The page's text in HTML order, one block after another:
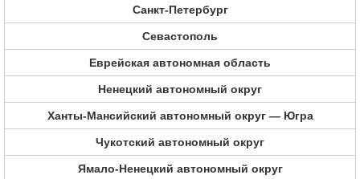
Санкт-Петербург
Севастополь
Еврейская автономная область
Ненецкий автономный округ
Ханты-Мансийский автономный округ — Югра
Чукотский автономный округ
Ямало-Ненецкий автономный округ